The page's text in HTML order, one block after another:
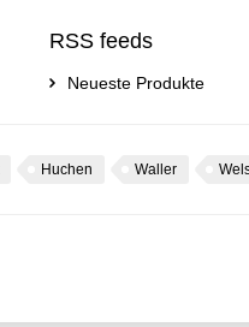
RSS feeds
Neueste Produkte
Huchen Waller